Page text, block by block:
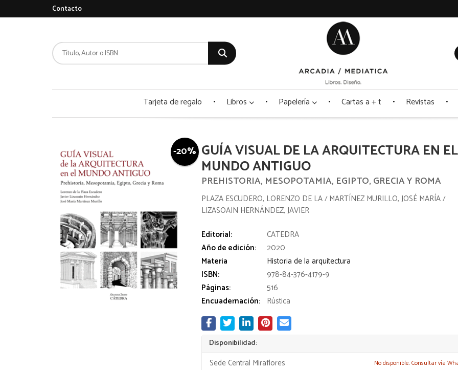
Contacto
Tarjeta de regalo Libros Papelería Cartas a + t Revistas
-20% GUÍA VISUAL DE LA ARQUITECTURA EN EL
MUNDO ANTIGUO
PREHISTORIA, MESOPOTAMIA, EGIPTO, GRECIA Y ROMA
PLAZA ESCUDERO, LORENZO DE LA/MARTÍNEZ MURILLO, JOSÉ MARÍA/
LIZASOAIN HERNÁNDEZ, JAVIER
Editorial:
CATEDRA
Año de edición:
2020
Materia
Historia de la arquitectura
ISBN:
978-84-376-4179-9
Páginas:
516
Encuadernación: Rústica
Disponibilidad:
Sede Central Miraflores No disponible. Consultar vía